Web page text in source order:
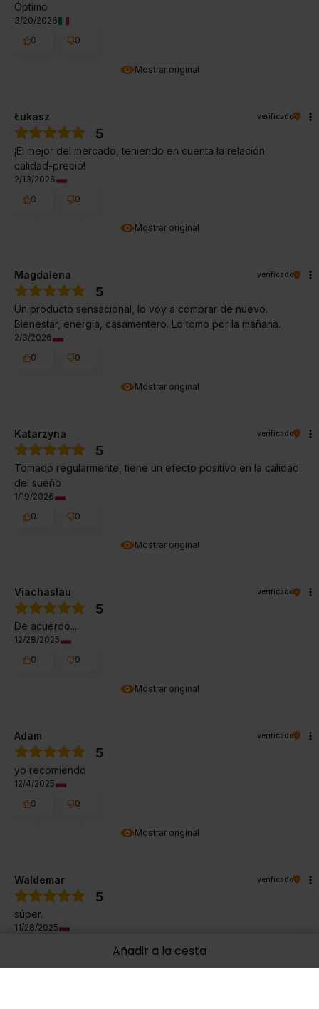
Añadir a la cesta
Mostrar original
Óptimo
3/20/2026
0
0
Mostrar original
Łukasz verificado
5
¡El mejor del mercado, teniendo en cuenta la relación
calidad-precio!
2/13/2026
0
0
Mostrar original
Magdalena verificado
5
Un producto sensacional, lo voy a comprar de nuevo.
Bienestar, energía, casamentero. Lo tomo por la mañana.
2/3/2026
0
0
Mostrar original
Katarzyna verificado
5
Tomado regularmente, tiene un efecto positivo en la calidad
del sueño
1/19/2026
0
0
Mostrar original
Viachaslau verificado
5
De acuerdo....
12/28/2025
0
0
Mostrar original
Adam verificado
5
yo recomiendo
12/4/2025
0
0
Waldemar verificado
5
súper.
11/28/2025